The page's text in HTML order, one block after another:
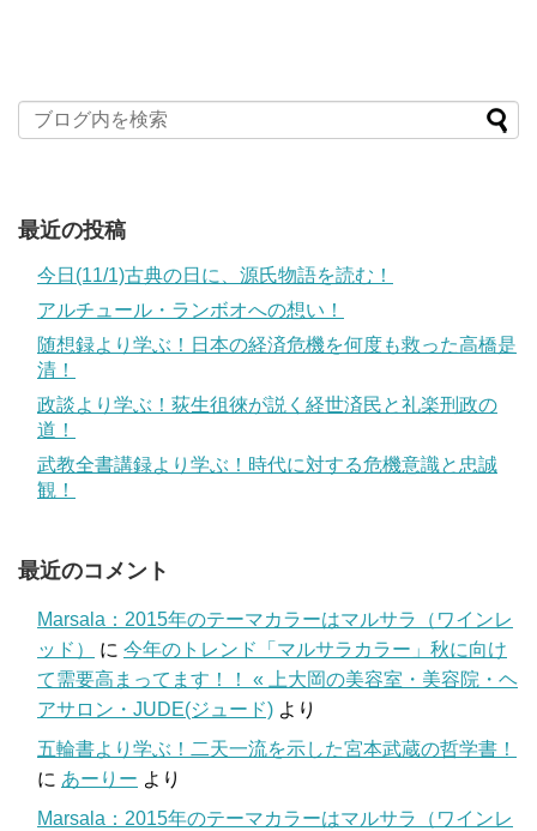
最近の投稿
今日(11/1)古典の日に、源氏物語を読む！
アルチュール・ランボオへの想い！
随想録より学ぶ！日本の経済危機を何度も救った高橋是
清！
政談より学ぶ！荻生徂徠が説く経世済民と礼楽刑政の
道！
武教全書講録より学ぶ！時代に対する危機意識と忠誠
観！
最近のコメント
Marsala：2015年のテーマカラーはマルサラ（ワインレ
ッド）
に 今年のトレンド「マルサラカラー」秋に向け
て需要高まってます！！ « 上大岡の美容室・美容院・ヘ
アサロン・JUDE(ジュード) より
五輪書より学ぶ！二天一流を示した宮本武蔵の哲学書！
に あーりー より
Marsala：2015年のテーマカラーはマルサラ（ワインレ